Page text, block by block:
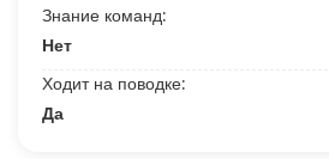
Знание команд:
Нет
Ходит на поводке:
Да